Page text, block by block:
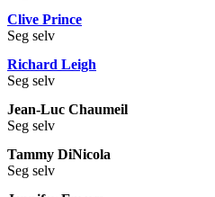
Clive Prince
Seg selv
Richard Leigh
Seg selv
Jean-Luc Chaumeil
Seg selv
Tammy DiNicola
Seg selv